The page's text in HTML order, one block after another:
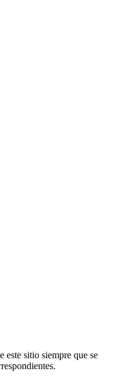
este sitio siempre que se